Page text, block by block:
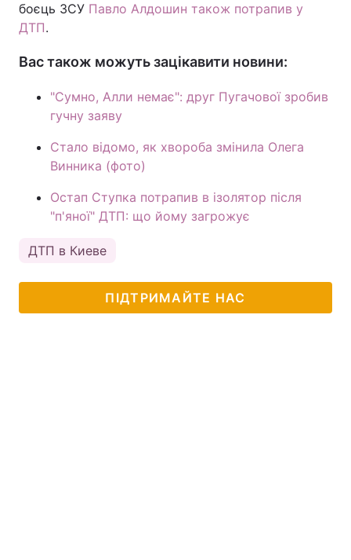
боєць ЗСУ Павло Алдошин також потрапив у
ДТП.
Вас також можуть зацікавити новини:
"Сумно, Алли немає": друг Пугачової зробив
гучну заяву
Стало відомо, як хвороба змінила Олега
Винника (фото)
Остап Ступка потрапив в ізолятор після
"п'яної" ДТП: що йому загрожує
ДТП в Киеве
ПІДТРИМАЙТЕ НАС